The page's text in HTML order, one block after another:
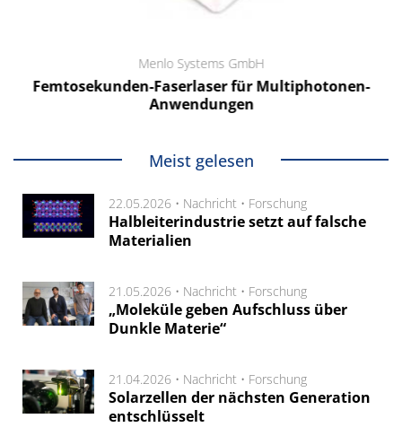
Menlo Systems GmbH
Femtosekunden-Faserlaser für Multiphotonen-
Anwendungen
Meist gelesen
22.05.2026 • Nachricht • Forschung
Halbleiterindustrie setzt auf falsche
Materialien
21.05.2026 • Nachricht • Forschung
„Moleküle geben Aufschluss über
Dunkle Materie“
21.04.2026 • Nachricht • Forschung
Solarzellen der nächsten Generation
entschlüsselt